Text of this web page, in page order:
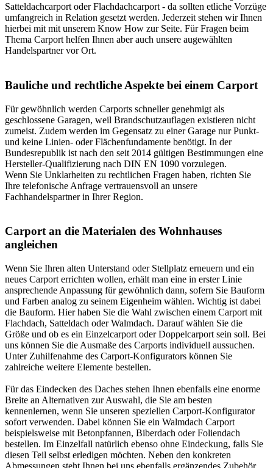
Satteldachcarport oder Flachdachcarport - da sollten etliche Vorzüge
umfangreich in Relation gesetzt werden. Jederzeit stehen wir Ihnen
hierbei mit mit unserem Know How zur Seite. Für Fragen beim
Thema Carport helfen Ihnen aber auch unsere augewählten
Handelspartner vor Ort.
Bauliche und rechtliche Aspekte bei einem Carport
Für gewöhnlich werden Carports schneller genehmigt als
geschlossene Garagen, weil Brandschutzauflagen existieren nicht
zumeist. Zudem werden im Gegensatz zu einer Garage nur Punkt-
und keine Linien- oder Flächenfundamente benötigt. In der
Bundesrepublik ist nach den seit 2014 gültigen Bestimmungen eine
Hersteller-Qualifizierung nach DIN EN 1090 vorzulegen.
Wenn Sie Unklarheiten zu rechtlichen Fragen haben, richten Sie
Ihre telefonische Anfrage vertrauensvoll an unsere
Fachhandelspartner in Ihrer Region.
Carport an die Materialen des Wohnhauses
angleichen
Wenn Sie Ihren alten Unterstand oder Stellplatz erneuern und ein
neues Carport errichten wollen, erhält man eine in erster Linie
ansprechende Anpassung für gewöhnlich dann, sofern Sie Bauform
und Farben analog zu seinem Eigenheim wählen. Wichtig ist dabei
die Bauform. Hier haben Sie die Wahl zwischen einem Carport mit
Flachdach, Satteldach oder Walmdach. Darauf wählen Sie die
Größe und ob es ein Einzelcarport oder Doppelcarport sein soll. Bei
uns können Sie die Ausmaße des Carports individuell aussuchen.
Unter Zuhilfenahme des Carport-Konfigurators können Sie
zahlreiche weitere Elemente bestellen.
Für das Eindecken des Daches stehen Ihnen ebenfalls eine enorme
Breite an Alternativen zur Auswahl, die Sie am besten
kennenlernen, wenn Sie unseren speziellen Carport-Konfigurator
sofort verwenden. Dabei können Sie ein Walmdach Carport
beispielsweise mit Betonpfannen, Biberdach oder Foliendach
bestellen. Im Einzelfall natürlich ebenso ohne Eindeckung, falls Sie
diesen Teil selbst erledigen möchten. Neben den konkreten